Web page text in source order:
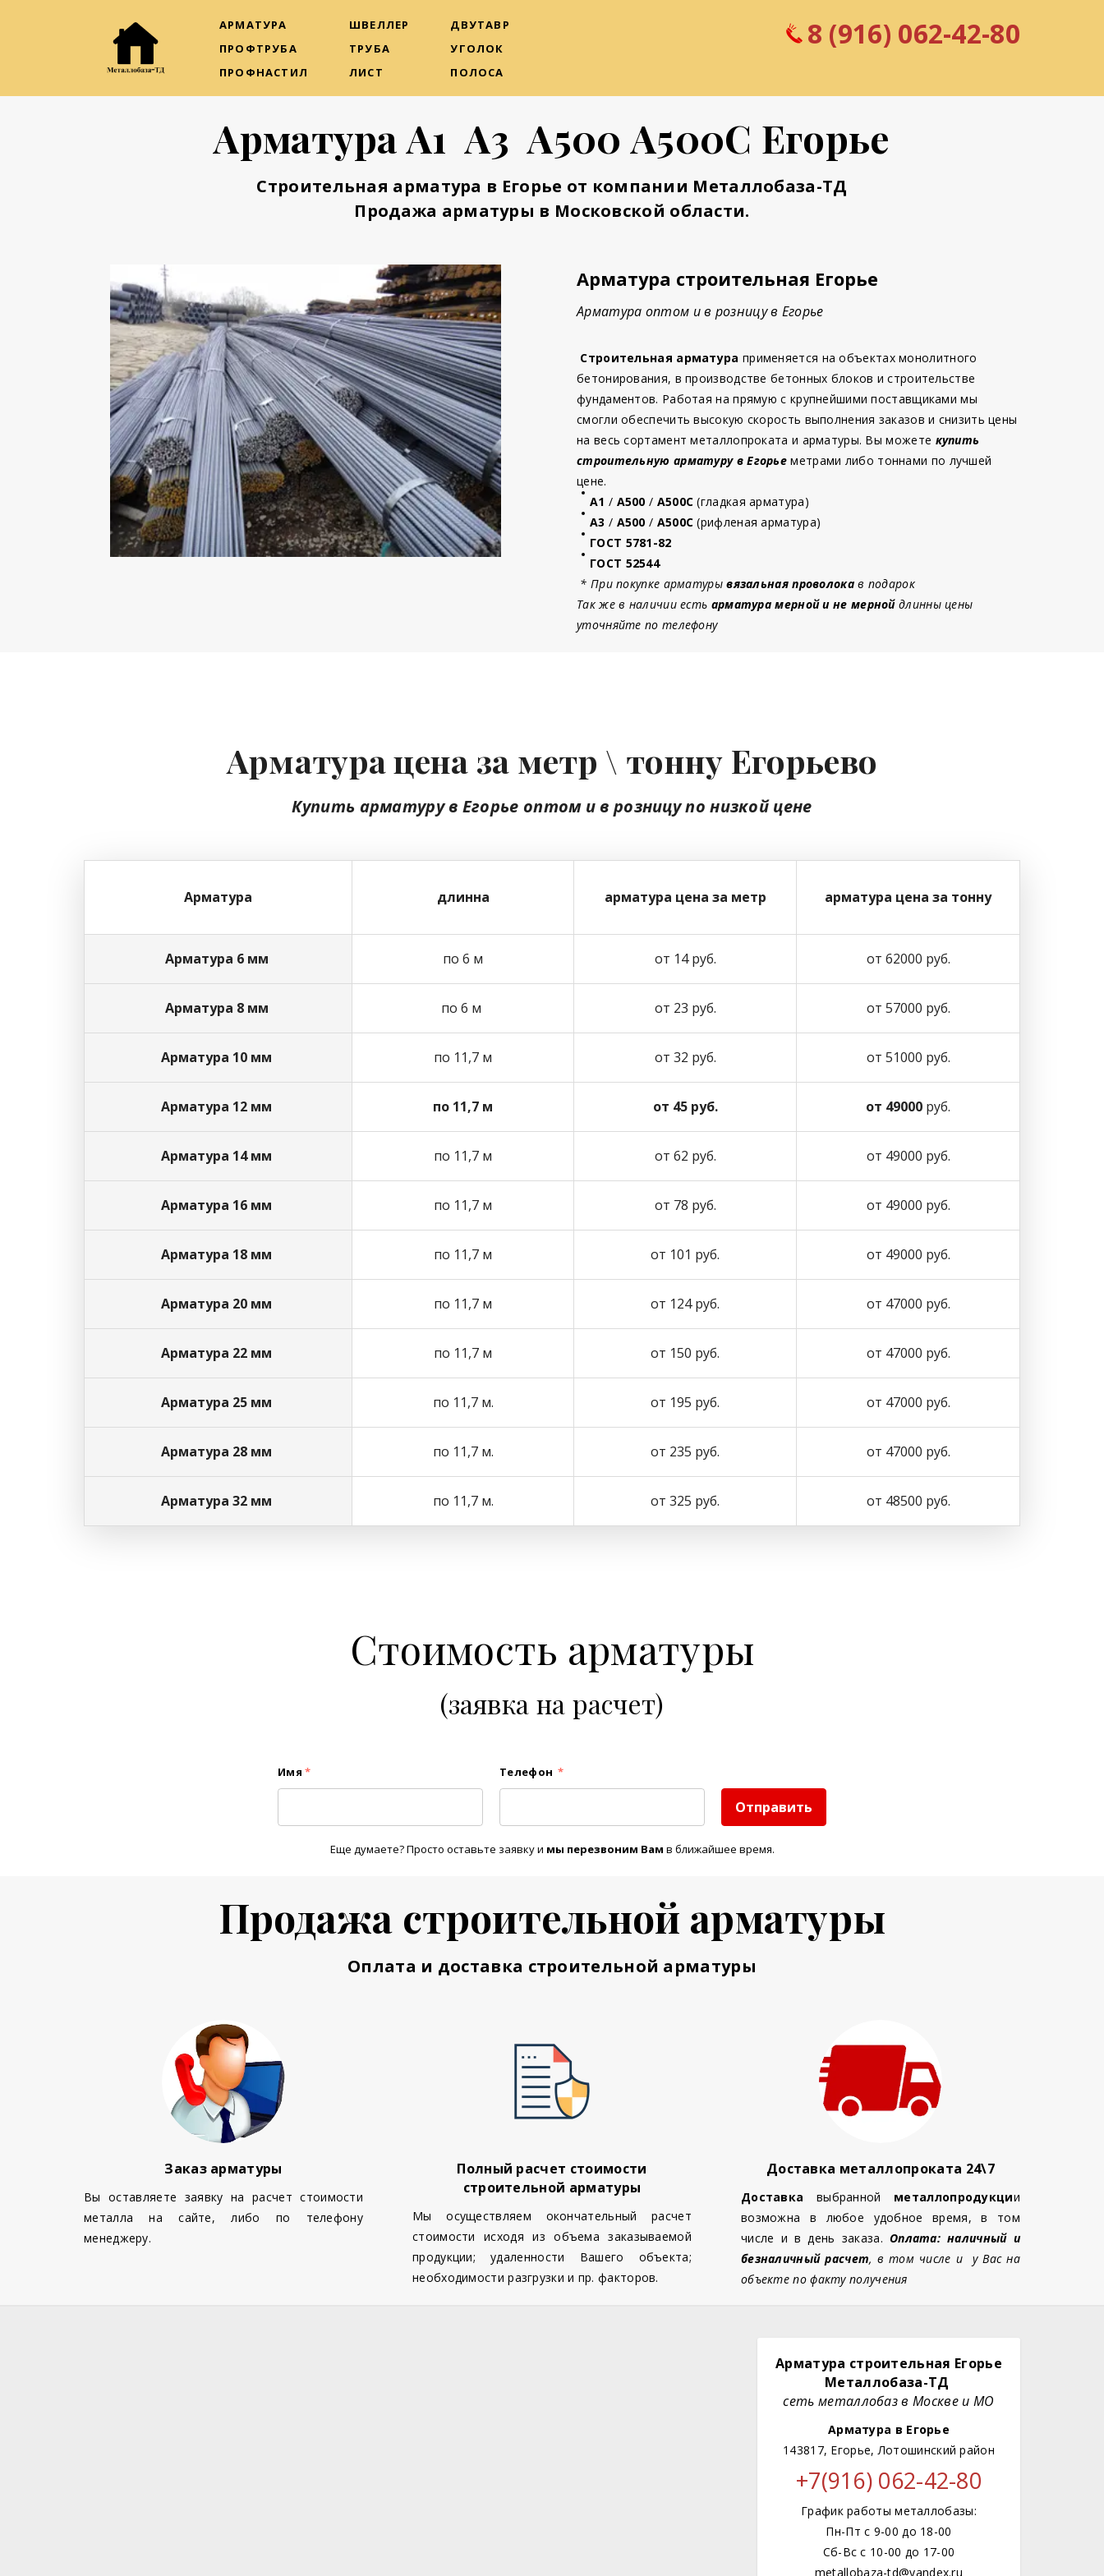
АРМАТУРА
ПРОФТРУБА
ПРОФНАСТИЛ
ШВЕЛЛЕР
ТРУБА
ЛИСТ
ДВУТАВР
УГОЛОК
ПОЛОСА
8 (916) 062-42-80
Арматура А1 А3 А500 А500С Егорье
Строительная арматура в Егорье от компании Металлобаза-ТД
Продажа арматуры в Московской области.
Арматура строительная Егорье
Арматура оптом и в розницу в Егорье
Строительная арматура применяется на объектах монолитного
бетонирования, в производстве бетонных блоков и строительстве
фундаментов. Работая на прямую с крупнейшими поставщиками мы
смогли обеспечить высокую скорость выполнения заказов и снизить цены
на весь сортамент металлопроката и арматуры. Вы можете купить
строительную арматуру в Егорьеметрами либо тоннами по лучшей
цене.
А1 / А500 / А500С (гладкая арматура)
А3 / А500 / А500С (рифленая арматура)
ГОСТ 5781-82
ГОСТ 52544
* При покупке арматурывязальная проволокав подарок
Так же в наличии есть арматура мерной и не мернойдлинны цены
уточняйте по телефону
Арматура цена за метр \ тонну Егорьево
Купить арматуру в Егорье оптоми в розницупо низкой цене
Арматура длинна арматура цена за метр арматура цена за тонну
Арматура 6 мм по 6 м от 14 руб. от 62000 руб.
Арматура 8 мм по 6 м от 23 руб. от 57000 руб.
Арматура 10 мм по 11,7 м от 32 руб. от 51000 руб.
Арматура 12 мм по 11,7 м от 45 руб. от 49000 руб.
Арматура 14 мм по 11,7 м от 62 руб. от 49000 руб.
Арматура 16 мм по 11,7 м от 78 руб. от 49000 руб.
Арматура 18 мм по 11,7 м от 101 руб. от 49000 руб.
Арматура 20 мм по 11,7 м от 124 руб. от 47000 руб.
Арматура 22 мм по 11,7 м от 150 руб. от 47000 руб.
Арматура 25 мм по 11,7 м. от 195 руб. от 47000 руб.
Арматура 28 мм по 11,7 м. от 235 руб. от 47000 руб.
Арматура 32 мм по 11,7 м. от 325 руб. от 48500 руб.
Стоимость арматуры
(заявка на расчет)
Имя * Телефон *
Отправить
Еще думаете? Просто оставьте заявку и мы перезвоним Вам в ближайшее время.
Продажа строительной арматуры
Оплата и доставка строительной арматуры
Заказ арматуры
Вы оставляете заявку на расчет стоимости
металла на сайте, либо по телефону
менеджеру.
Полный расчет стоимости
строительной арматуры
Мы осуществляем окончательный расчет
стоимости исходя из объема заказываемой
продукции; удаленности Вашего объекта;
необходимости разгрузки и пр. факторов.
Доставка металлопроката 24\7
Доставка выбранной металлопродукции
возможна в любое удобное время, в том
числе и в день заказа. Оплата: наличный и
безналичный расчет, в том числе и у Вас на
объекте по факту получения
Арматура строительная Егорье
Металлобаза-ТД
сеть металлобаз в Москве и МО
Арматура в Егорье
143817, Егорье, Лотошинский район
+7(916) 062-42-80
График работы металлобазы:
Пн-Пт с 9-00 до 18-00
Сб-Вс с 10-00 до 17-00
metallobaza-td@yandex.ru